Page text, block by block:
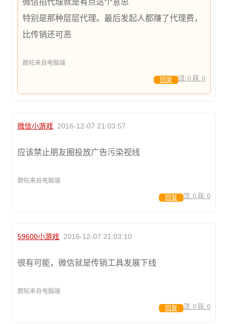
微信招代理就是有点这个意思
特别是那种层层代理。最后发起人都赚了代理费，
比传销还可恶
跟帖来自电脑端
顶: 0 踩: 0
回复
微信小游戏 2016-12-07 21:03:57
应该禁止朋友圈投放广告污染视线
跟帖来自电脑端
顶: 0 踩: 0
回复
59600小游戏 2016-12-07 21:03:10
很有可能，微信就是传销工具发展下线
跟帖来自电脑端
顶: 0 踩: 0
回复